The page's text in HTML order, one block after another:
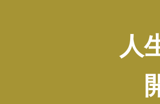
人